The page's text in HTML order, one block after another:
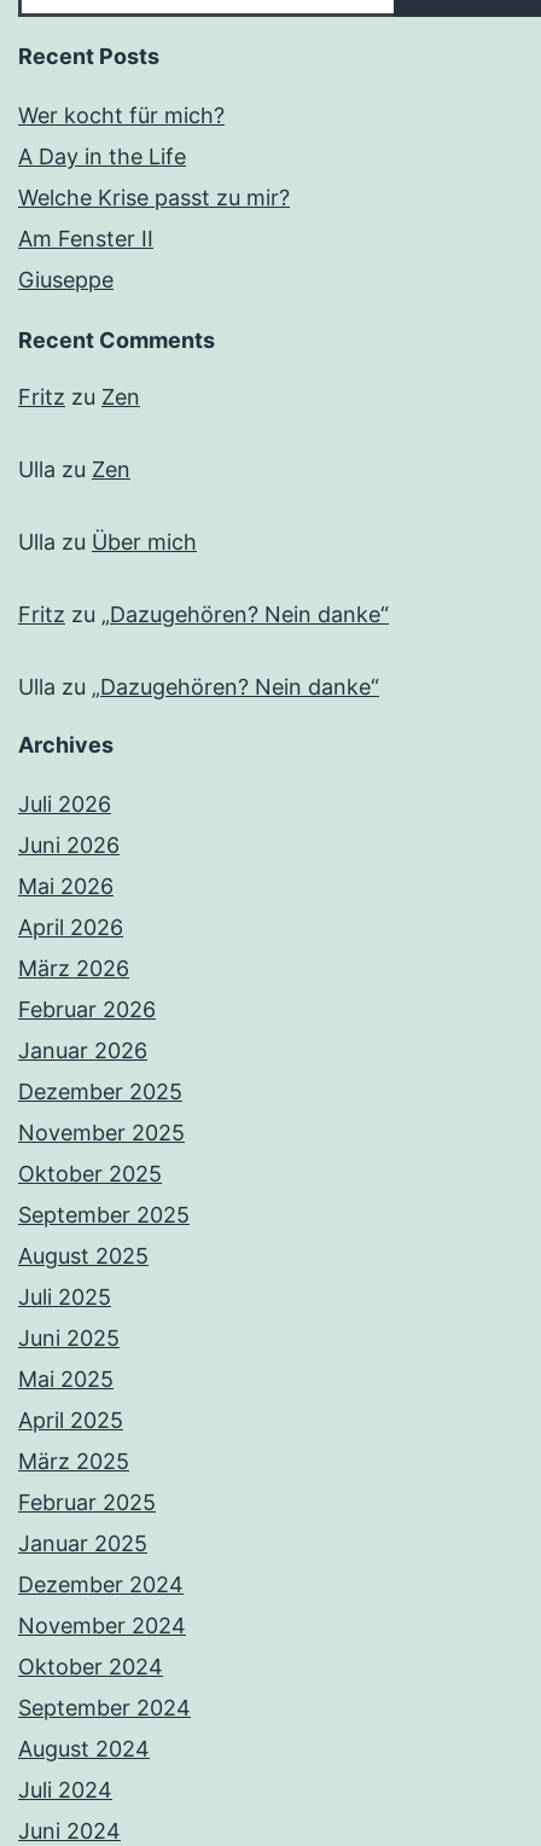
Recent Posts
Wer kocht für mich?
A Day in the Life
Welche Krise passt zu mir?
Am Fenster II
Giuseppe
Recent Comments
Fritz zu Zen
Ulla zu Zen
Ulla zu Über mich
Fritz zu „Dazugehören? Nein danke“
Ulla zu „Dazugehören? Nein danke“
Archives
Juli 2026
Juni 2026
Mai 2026
April 2026
März 2026
Februar 2026
Januar 2026
Dezember 2025
November 2025
Oktober 2025
September 2025
August 2025
Juli 2025
Juni 2025
Mai 2025
April 2025
März 2025
Februar 2025
Januar 2025
Dezember 2024
November 2024
Oktober 2024
September 2024
August 2024
Juli 2024
Juni 2024